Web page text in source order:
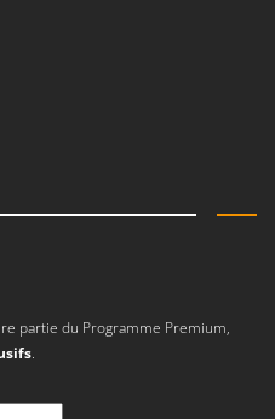
partie du Programme Premium,
.